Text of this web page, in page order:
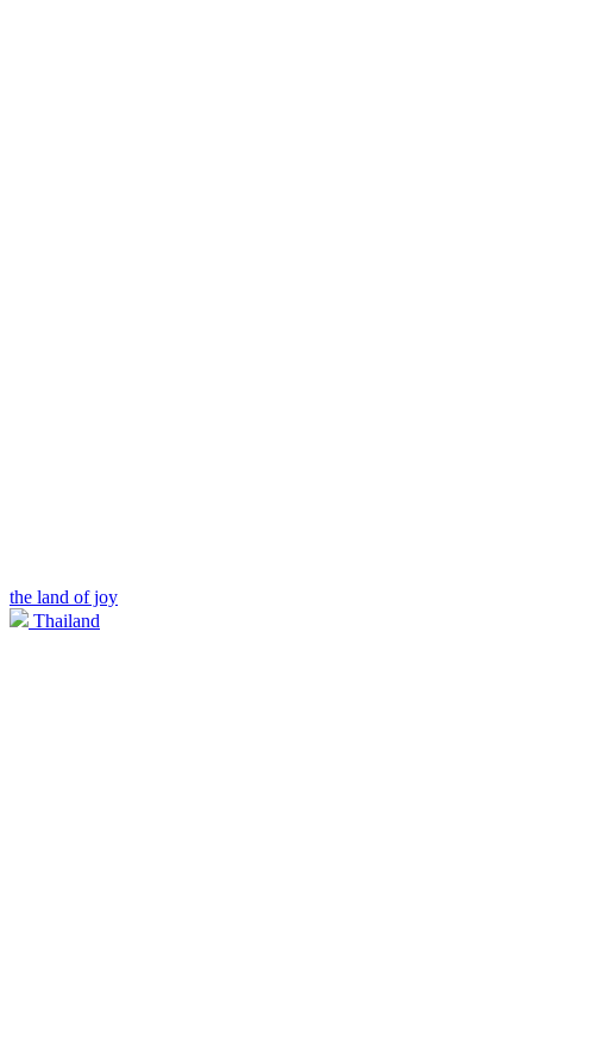
the land of joy
Thailand